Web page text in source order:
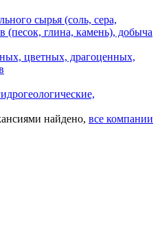
сырья (соль, сера,
(песок, глина, камень), добыча
цветных, драгоценных,
найдено, все компании